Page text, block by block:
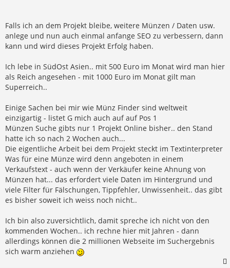
Falls ich an dem Projekt bleibe, weitere Münzen / Daten usw.
anlege und nun auch einmal anfange SEO zu verbessern, dann
kann und wird dieses Projekt Erfolg haben.
Ich lebe in SüdOst Asien.. mit 500 Euro im Monat wird man hier
als Reich angesehen - mit 1000 Euro im Monat gilt man
Superreich..
Einige Sachen bei mir wie Münz Finder sind weltweit
einzigartig - listet G mich auch auf auf Pos 1
Münzen Suche gibts nur 1 Projekt Online bisher.. den Stand
hatte ich so nach 2 Wochen auch...
Die eigentliche Arbeit bei dem Projekt steckt im Textinterpreter
Was für eine Münze wird denn angeboten in einem
Verkaufstext - auch wenn der Verkäufer keine Ahnung von
Münzen hat... das erfordert viele Daten im Hintergrund und
viele Filter für Fälschungen, Tippfehler, Unwissenheit.. das gibt
es bisher soweit ich weiss noch nicht..
Ich bin also zuversichtlich, damit spreche ich nicht von den
kommenden Wochen.. ich rechne hier mit Jahren - dann
allerdings können die 2 millionen Webseite im Suchergebnis
sich warm anziehen